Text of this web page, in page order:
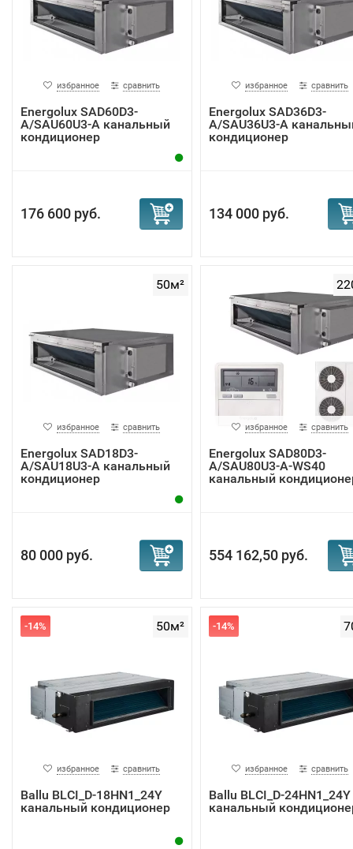
избранное сравнить
Energolux SAD60D3-
A/SAU60U3-A канальный
кондиционер
176 600 руб.
избранное сравнить
Energolux SAD36D3-
A/SAU36U3-A
кондиционер
134 000 руб.
50м²
избранное сравнить
Energolux SAD18D3-
A/SAU18U3-A канальный
кондиционер
80 000 руб.
избранное сравнить
Energolux SAD80D3-
A/SAU80U3-A-WS40
канальный
554 162,50 руб.
50м²
-14%
избранное сравнить
Ballu BLCI_D-18HN1_24Y
канальный кондиционер
-14%
избранное сравнить
Ballu BLCI_D-24HN1_24Y
канальный